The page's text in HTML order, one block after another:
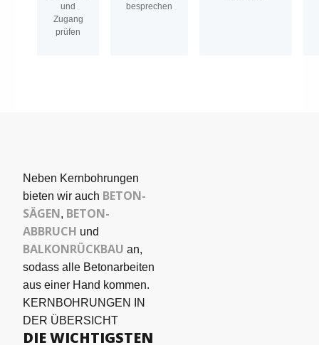
und
Zugang
prüfen
besprechen
Neben Kernbohrungen
bieten wir auch BETON­
SÄGEN, BETON-
ABBRUCH und
BALKONRÜCKBAU an,
sodass alle Betonarbeiten
aus einer Hand kommen.
KERNBOHRUNGEN IN
DER ÜBERSICHT
DIE WICHTIGSTEN